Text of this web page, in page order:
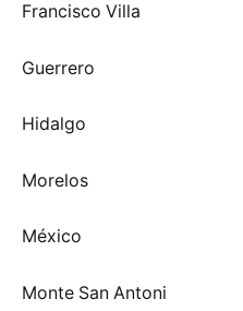
Francisco Villa
Guerrero
Hidalgo
Morelos
México
Monte San Antoni